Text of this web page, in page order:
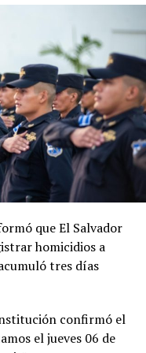
Durante su
jornadas sin
185 días sin
cerró con
seguridad.
para localizar y
criminales que
que El Salvador
homicidios a
tres días
confirmó el
el jueves 06 de